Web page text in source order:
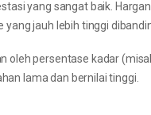
yang sangat baik.
jauh lebih tinggi
oleh persentase kadar
lama dan bernilai tinggi.